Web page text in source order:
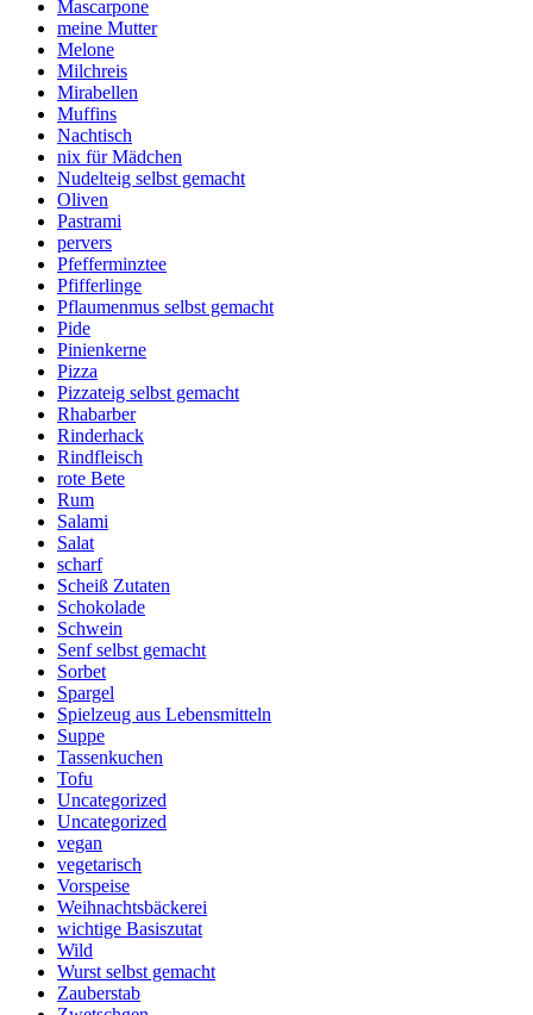
Mascarpone
meine Mutter
Melone
Milchreis
Mirabellen
Muffins
Nachtisch
nix für Mädchen
Nudelteig selbst gemacht
Oliven
Pastrami
pervers
Pfefferminztee
Pfifferlinge
Pflaumenmus selbst gemacht
Pide
Pinienkerne
Pizza
Pizzateig selbst gemacht
Rhabarber
Rinderhack
Rindfleisch
rote Bete
Rum
Salami
Salat
scharf
Scheiß Zutaten
Schokolade
Schwein
Senf selbst gemacht
Sorbet
Spargel
Spielzeug aus Lebensmitteln
Suppe
Tassenkuchen
Tofu
Uncategorized
Uncategorized
vegan
vegetarisch
Vorspeise
Weihnachtsbäckerei
wichtige Basiszutat
Wild
Wurst selbst gemacht
Zauberstab